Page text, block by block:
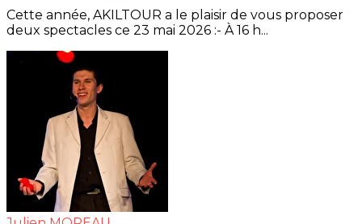
Cette année, AKILTOUR a le plaisir de vous proposer
deux spectacles ce 23 mai 2026 :- À 16 h...